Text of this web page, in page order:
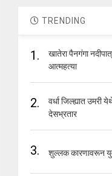
TRENDING
1.
खातेरा पैनगंगा
आत्महत्या
2.
वर्धा जिल्ह्यात उमरी
देसभ्रतार
3. शुल्लक कारणावरून